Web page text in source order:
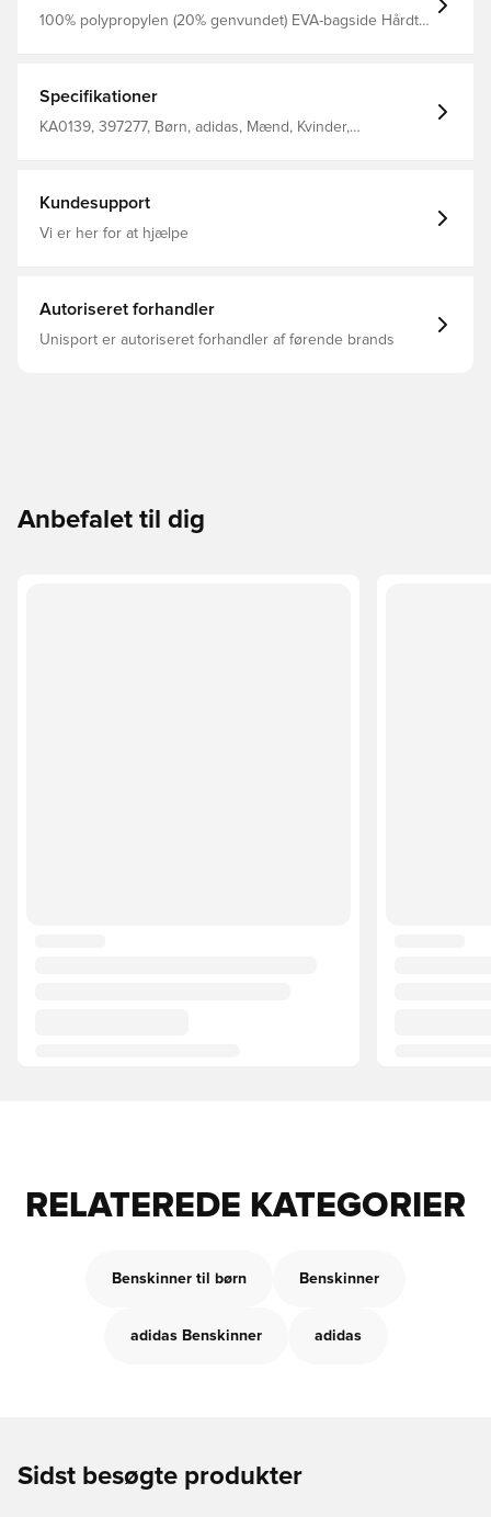
100% polypropylen (20% genvundet) EVA-bagside Hårdt
Specifikationer
KA0139, 397277, Børn, adidas, Mænd, Kvinder,
Kundesupport
Vi er her for at hjælpe
Autoriseret forhandler
Unisport er autoriseret forhandler af førende brands
Anbefalet til dig
RELATEREDE KATEGORIER
Benskinner til børn Benskinner
adidas Benskinner adidas
Sidst besøgte produkter